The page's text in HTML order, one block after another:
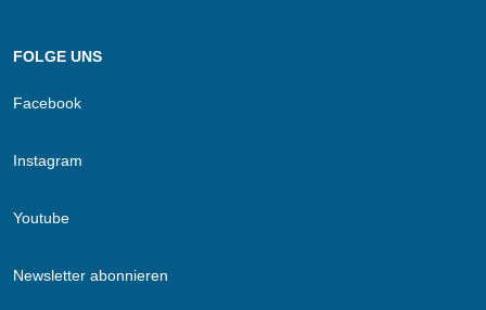
FOLGE UNS
Facebook
Instagram
Youtube
Newsletter abonnieren